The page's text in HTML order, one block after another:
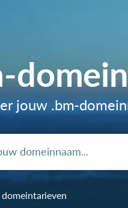
jouw .bm-
domeintarieven